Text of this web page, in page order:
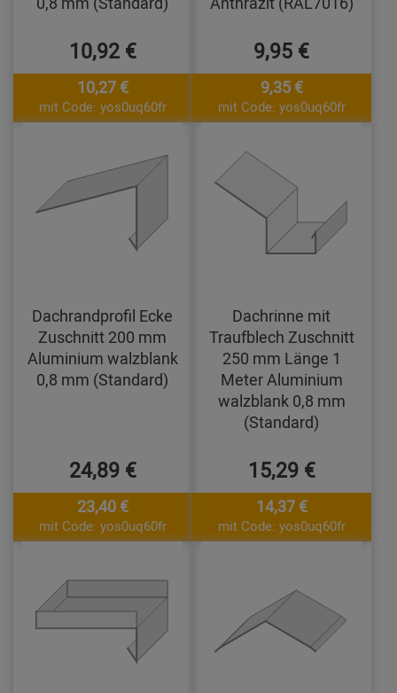
10,92 €
10,27 €
mit Code: yos0uq60fr
9,95 €
9,35 €
mit Code: yos0uq60fr
Dachrandprofil Ecke
Zuschnitt 200 mm
Aluminium walzblank
0,8 mm (Standard)
24,89 €
23,40 €
mit Code: yos0uq60fr
Dachrinne mit
Traufblech Zuschnitt
250 mm Länge 1
Meter Aluminium
walzblank 0,8 mm
(Standard)
15,29 €
14,37 €
mit Code: yos0uq60fr